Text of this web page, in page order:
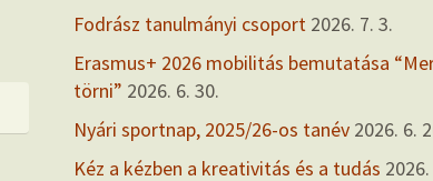
Fodrász tanulmányi csoport 2026. 7. 3.
Erasmus+ 2026 mobilitás bemutatása
törni” 2026. 6. 30.
Nyári sportnap, 2025/26-os tanév 2026. 6.
Kéz a kézben a kreativitás és a tudás